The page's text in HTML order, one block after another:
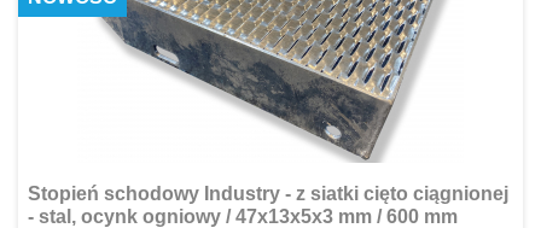
Stopień schodowy Industry - z siatki cięto ciągnionej
- stal, ocynk ogniowy / 47x13x5x3 mm / 600 mm